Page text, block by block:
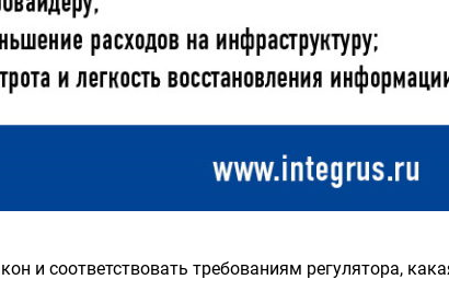
и соответствовать требованиям регулятора,